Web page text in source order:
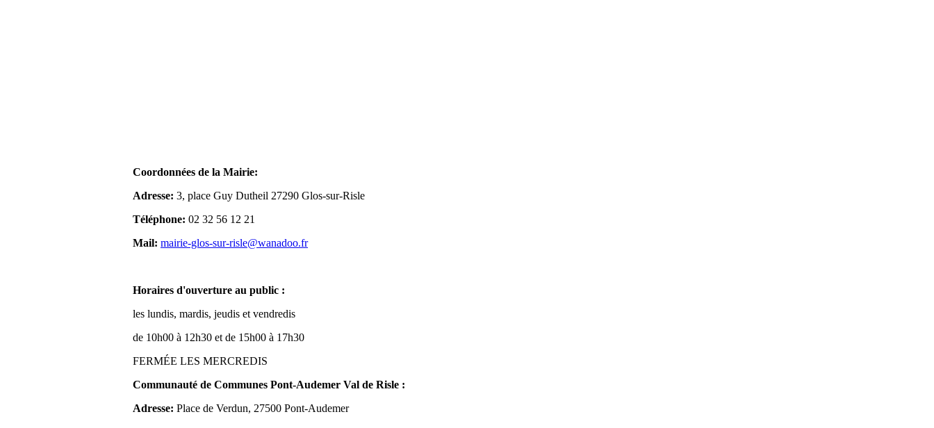
Coordonnées de la Mairie:
Adresse: 3, place Guy Dutheil 27290 Glos-sur-Risle
Téléphone: 02 32 56 12 21
Mail: mairie-glos-sur-risle@wanadoo.fr
Horaires d'ouverture au public :
les lundis, mardis, jeudis et vendredis
de 10h00 à 12h30 et de 15h00 à 17h30
FERMÉE LES MERCREDIS
Communauté de Communes Pont-Audemer Val de Risle :
Adresse: Place de Verdun, 27500 Pont-Audemer